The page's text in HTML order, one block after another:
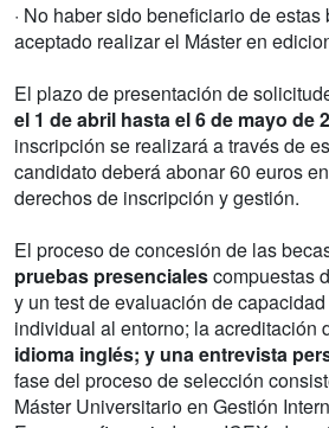
· No haber sido beneficiario de
aceptado realizar el Máster en
El plazo de presentación de
el 1 de abril hasta el 6 de mayo de
inscripción se realizará a través de
candidato deberá abonar 60 euros
derechos de inscripción y gestión.
El proceso de concesión de las
pruebas presencialescompuestas
y un test de evaluación de
individual al entorno; la acreditación
idioma inglés; y una entrevista
fase del proceso de selección
Máster Universitario en Gestión